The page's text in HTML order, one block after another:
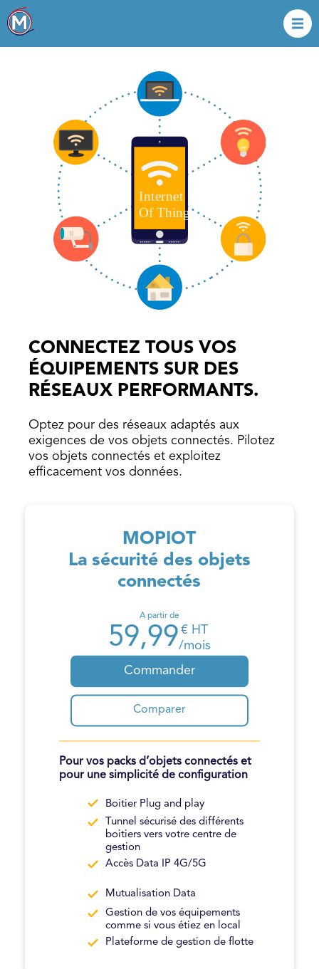
CONNECTEZ TOUS VOS
ÉQUIPEMENTS SUR DES
RÉSEAUX PERFORMANTS.
Optez pour des réseaux adaptés aux
exigences de vos objets connectés. Pilotez
vos objets connectés et exploitez
efficacement vos données.
MOPIOT
La sécurité des objets
connectés
A partir de
59,99 € HT
/mois
Commander
Comparer
Pour vos packs d’objets connectés et
pour une simplicité de configuration
Boitier Plug and play
Tunnel sécurisé des différents
boitiers vers votre centre de
gestion
Accès Data IP 4G/5G
Mutualisation Data
Gestion de vos équipements
comme si vous étiez en local
Plateforme de gestion de flotte